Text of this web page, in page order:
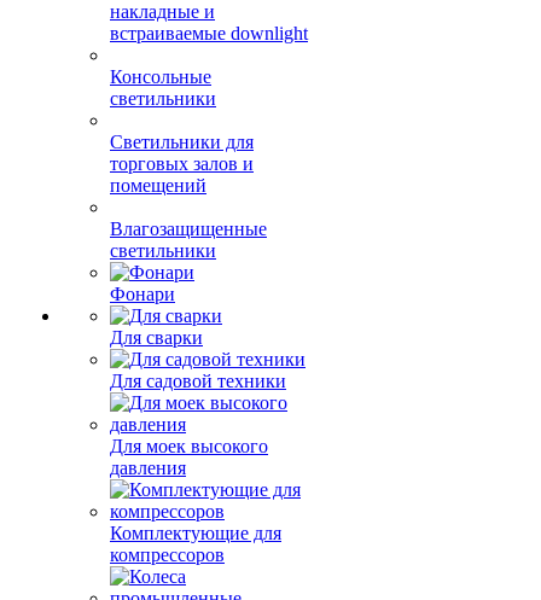
Специального
назначения
Светильники
накладные и
встраиваемые downlight
Консольные
светильники
Светильники для
торговых залов и
помещений
Влагозащищенные
светильники
Фонари
Для сварки